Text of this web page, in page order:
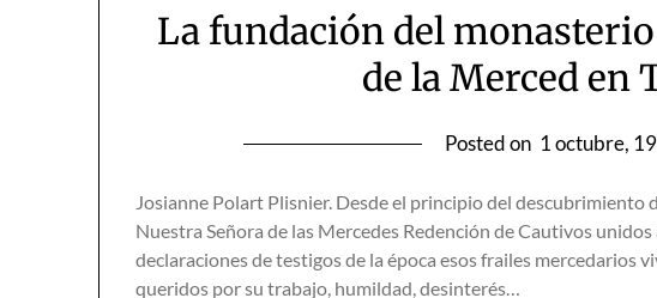
La fundación del
de la Merced en
Posted on 1 octubre,
Josianne Polart Plisnier. Desde el principio del descubrimiento
Nuestra Señora de las Mercedes Redención de Cautivos unidos
declaraciones de testigos de la época esos frailes mercedarios
queridos por su trabajo, humildad, desinterés…